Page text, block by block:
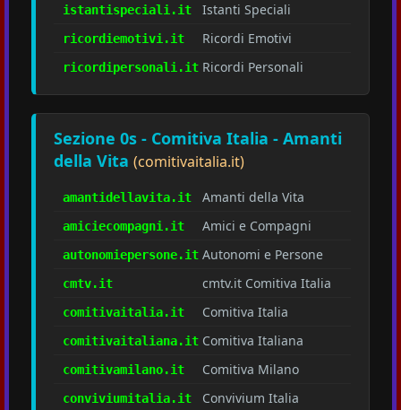
istantispeciali.it Istanti Speciali
ricordiemotivi.it Ricordi Emotivi
ricordipersonali.it Ricordi Personali
Sezione 0s - Comitiva Italia - Amanti
della Vita (comitivaitalia.it)
amantidellavita.it Amanti della Vita
amiciecompagni.it Amici e Compagni
autonomiepersone.it Autonomi e Persone
cmtv.it cmtv.it Comitiva Italia
comitivaitalia.it Comitiva Italia
comitivaitaliana.it Comitiva Italiana
comitivamilano.it Comitiva Milano
conviviumitalia.it Convivium Italia